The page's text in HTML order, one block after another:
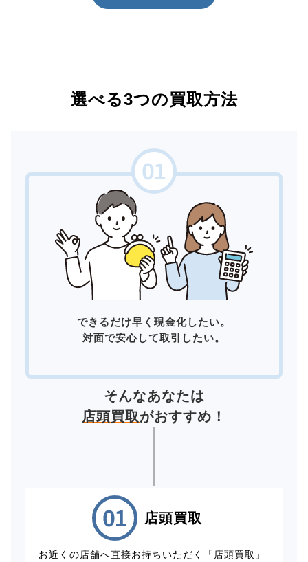
選べる3つの買取方法
できるだけ早く現金化したい。
対面で安心して取引したい。
そんなあなたは
店頭買取がおすすめ！
店頭買取
お近くの店舗へ直接お持ちいただく「店頭買取」